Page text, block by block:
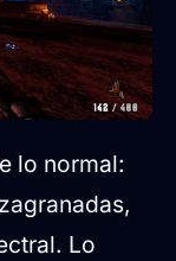
lo normal:
Lo